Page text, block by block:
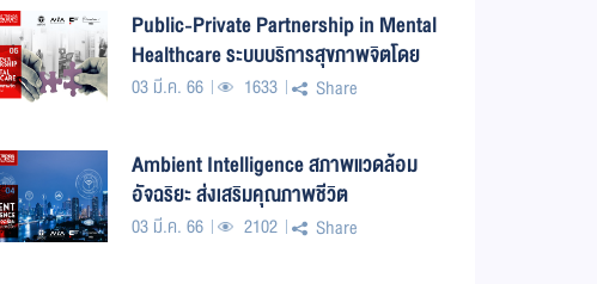
Public-Private Partnership in Mental
Healthcare ระบบบริการสุขภาพจิตโดย
รัฐและเอกชน
03 มี.ค. 66 1633 Share
Ambient Intelligence สภาพแวดล้อม
อัจฉริยะ ส่งเสริมคุณภาพชีวิต
03 มี.ค. 66 2102 Share